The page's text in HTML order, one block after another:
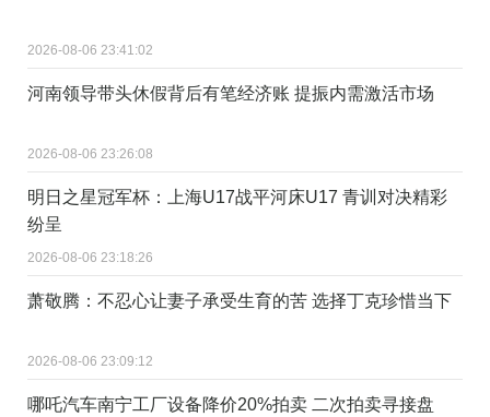
2026-08-06 23:41:02
河南领导带头休假背后有笔经济账 提振内需激活市场
2026-08-06 23:26:08
明日之星冠军杯：上海U17战平河床U17 青训对决精彩
纷呈
2026-08-06 23:18:26
萧敬腾：不忍心让妻子承受生育的苦 选择丁克珍惜当下
2026-08-06 23:09:12
哪吒汽车南宁工厂设备降价20%拍卖 二次拍卖寻接盘